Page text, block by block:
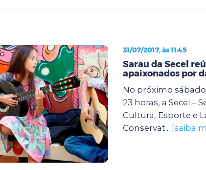
31/07/2017, às 11:45
Sarau da Secel
apaixonados por
No próximo
23 horas, a Secel –
Cultura, Esporte e
Conservat... [saiba